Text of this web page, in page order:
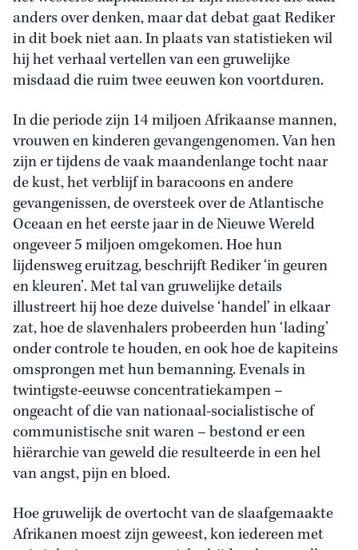
anders over denken, maar dat debat gaat Rediker
in dit boek niet aan. In plaats van statistieken wil
hij het verhaal vertellen van een gruwelijke
misdaad die ruim twee eeuwen kon voortduren.
In die periode zijn 14 miljoen Afrikaanse mannen,
vrouwen en kinderen gevangengenomen. Van hen
zijn er tijdens de vaak maandenlange tocht naar
de kust, het verblijf in baracoons en andere
gevangenissen, de oversteek over de Atlantische
Oceaan en het eerste jaar in de Nieuwe Wereld
ongeveer 5 miljoen omgekomen. Hoe hun
lijdensweg eruitzag, beschrijft Rediker ‘in geuren
en kleuren’. Met tal van gruwelijke details
illustreert hij hoe deze duivelse ‘handel’ in elkaar
zat, hoe de slavenhalers probeerden hun ‘lading’
onder controle te houden, en ook hoe de kapiteins
omsprongen met hun bemanning. Evenals in
twintigste-eeuwse concentratiekampen –
ongeacht of die van nationaal-socialistische of
communistische snit waren – bestond er een
hiërarchie van geweld die resulteerde in een hel
van angst, pijn en bloed.
Hoe gruwelijk de overtocht van de slaafgemaakte
Afrikanen moest zijn geweest, kon iedereen met